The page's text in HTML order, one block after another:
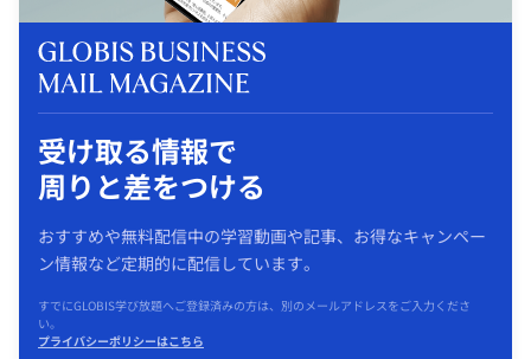
受け取る情報で
周りと差をつける
おすすめや無料配信中の学習動画や記事、お得なキャンペー
ン情報など定期的に配信しています。
すでにGLOBIS学び放題へご登録済みの方は、別のメールアドレスをご入力くださ
い。
プライバシーポリシーはこちら